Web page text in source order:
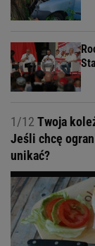
1/12 Twoja
Jeśli chcę
unikać?